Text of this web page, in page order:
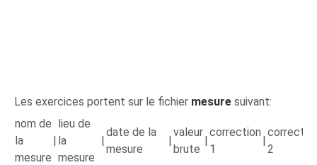
Les exercices portent sur le fichier mesuresuivant:
nom de
la
mesure
|
lieu de
la
mesure
|
date de la
mesure
|
valeur
brute
|
correction
1
|
2